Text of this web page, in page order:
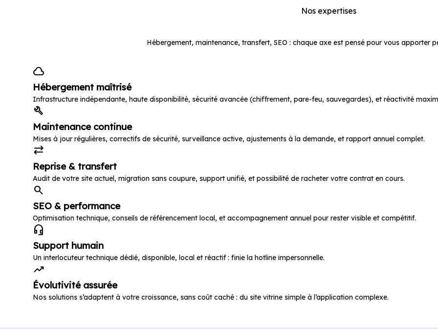
Nos expertises
Hébergement, maintenance, transfert, SEO : chaque axe est pensé pour vous apporter
cloud
Hébergement maîtrisé
Infrastructure indépendante, haute disponibilité, sécurité avancée (chiffrement, pare-feu, sauvegardes), et réactivité
build
Maintenance continue
Mises à jour régulières, correctifs de sécurité, surveillance active, ajustements à la demande, et rapport annuel complet.
sync_alt
Reprise & transfert
Audit de votre site actuel, migration sans coupure, support unifié, et possibilité de racheter votre contrat en cours.
search
SEO & performance
Optimisation technique, conseils de référencement local, et accompagnement annuel pour rester visible et compétitif.
headset_mic
Support humain
Un interlocuteur technique dédié, disponible, local et réactif : finie la hotline impersonnelle.
trending_up
Évolutivité assurée
Nos solutions s’adaptent à votre croissance, sans coût caché : du site vitrine simple à l’application complexe.